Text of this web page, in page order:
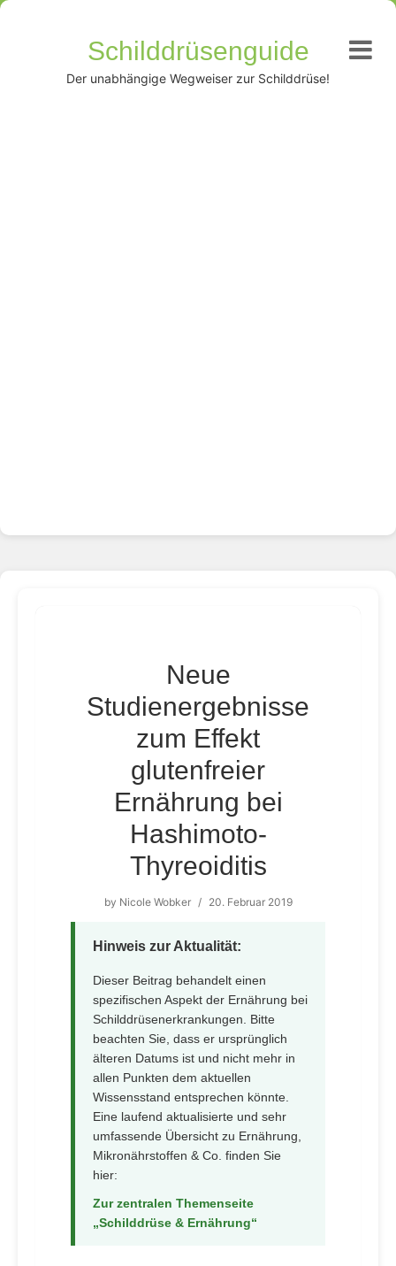
Schilddrüsenguide
Der unabhängige Wegweiser zur Schilddrüse!
Neue
Studienergebnisse
zum Effekt
glutenfreier
Ernährung bei
Hashimoto-
Thyreoiditis
by Nicole Wobker / 20. Februar 2019
Hinweis zur Aktualität:
Dieser Beitrag behandelt einen
spezifischen Aspekt der Ernährung bei
Schilddrüsenerkrankungen. Bitte
beachten Sie, dass er ursprünglich
älteren Datums ist und nicht mehr in
allen Punkten dem aktuellen
Wissensstand entsprechen könnte.
Eine laufend aktualisierte und sehr
umfassende Übersicht zu Ernährung,
Mikronährstoffen & Co. finden Sie
hier:
Zur zentralen Themenseite
„Schilddrüse & Ernährung“